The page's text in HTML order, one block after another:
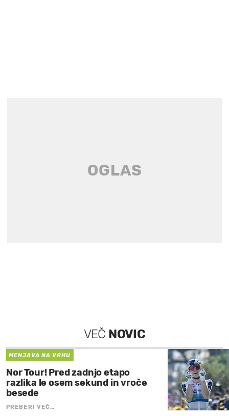
VEČ NOVIC
MENJAVA NA VRHU
Nor Tour! Pred zadnjo etapo
razlika le osem sekund in vroče
besede
PREBERI VEČ…